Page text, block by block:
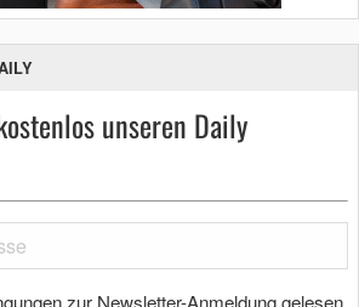
unseren Daily
zur Newsletter-Anmeldung gelesen